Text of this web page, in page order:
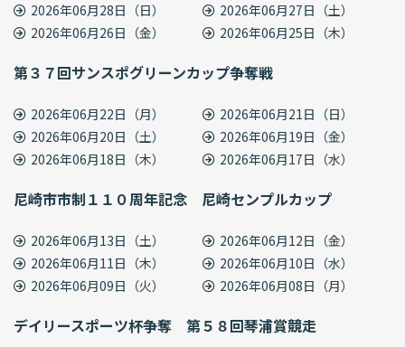
2026年06月28日（日）
2026年06月27日（土）
2026年06月26日（金）
2026年06月25日（木）
第３７回サンスポグリーンカップ争奪戦
2026年06月22日（月）
2026年06月21日（日）
2026年06月20日（土）
2026年06月19日（金）
2026年06月18日（木）
2026年06月17日（水）
尼崎市市制１１０周年記念 尼崎センプルカップ
2026年06月13日（土）
2026年06月12日（金）
2026年06月11日（木）
2026年06月10日（水）
2026年06月09日（火）
2026年06月08日（月）
デイリースポーツ杯争奪 第５８回琴浦賞競走